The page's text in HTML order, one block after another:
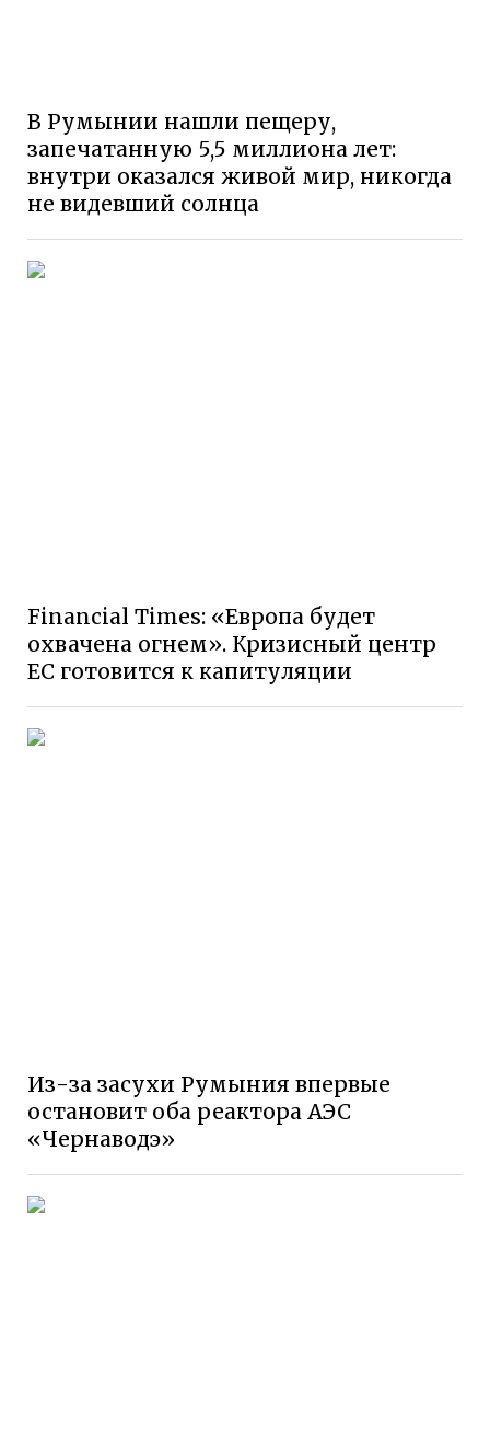
В Румынии нашли пещеру,
запечатанную 5,5 миллиона лет:
внутри оказался живой мир, никогда
не видевший солнца
Financial Times: «Европа будет
охвачена огнем». Кризисный центр
ЕС готовится к капитуляции
Из-за засухи Румыния впервые
остановит оба реактора АЭС
«Чернаводэ»